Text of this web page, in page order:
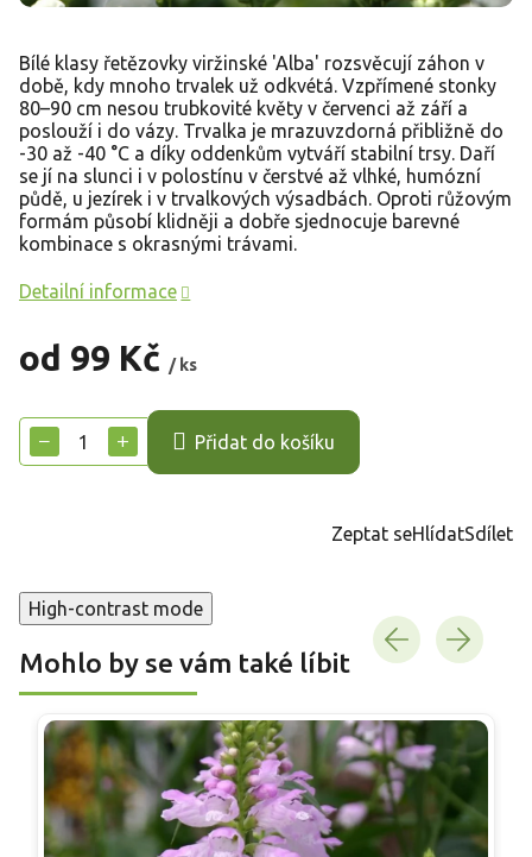
od 99 Kč / ks
cena:
+
− Přidat do košíku
Bílé klasy řetězovky viržinské 'Alba' rozsvěcují záhon v
době, kdy mnoho trvalek už odkvétá. Vzpřímené stonky
80–90 cm nesou trubkovité květy v červenci až září a
poslouží i do vázy. Trvalka je mrazuvzdorná přibližně do
-30 až -40 °C a díky oddenkům vytváří stabilní trsy. Daří
se jí na slunci i v polostínu v čerstvé až vlhké, humózní
půdě, u jezírek i v trvalkových výsadbách. Oproti růžovým
formám působí klidněji a dobře sjednocuje barevné
kombinace s okrasnými trávami.
Detailní informace
Zeptat seHlídatSdílet
High-contrast mode
Mohlo by se vám také líbit